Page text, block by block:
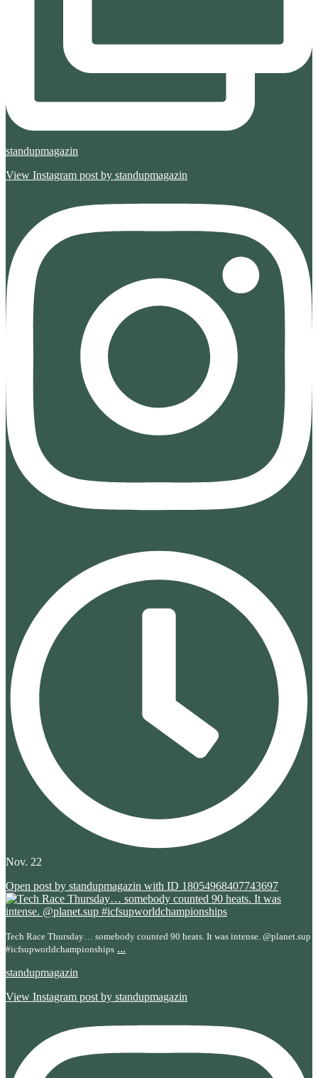
standupmagazin
View Instagram post by standupmagazin
Nov. 22
Open post by standupmagazin with ID 18054968407743697
Tech Race Thursday… somebody counted 90 heats. It was intense. @planet.sup
#icfsupworldchampionships ...
standupmagazin
View Instagram post by standupmagazin